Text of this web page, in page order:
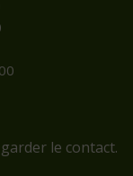
le contact.